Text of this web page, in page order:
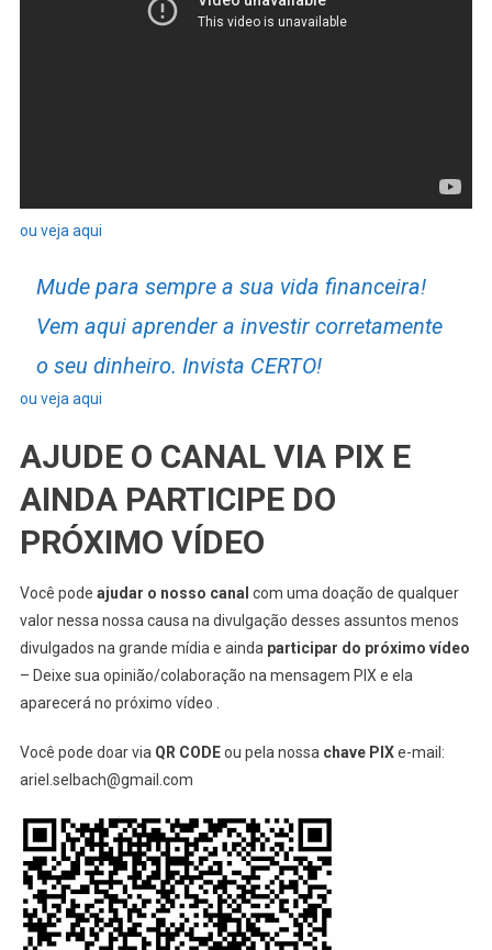
ou veja aqui
Mude para sempre a sua vida financeira!
Vem aqui aprender a investir corretamente
o seu dinheiro. Invista CERTO!
ou veja aqui
AJUDE O CANAL VIA PIX E
AINDA PARTICIPE DO
PRÓXIMO VÍDEO
Você pode ajudar o nosso canal com uma doação de qualquer
valor nessa nossa causa na divulgação desses assuntos menos
divulgados na grande mídia e ainda participar do próximo vídeo
– Deixe sua opinião/colaboração na mensagem PIX e ela
aparecerá no próximo vídeo .
Você pode doar via QR CODEou pela nossa chave PIXe-mail:
ariel.selbach@gmail.com